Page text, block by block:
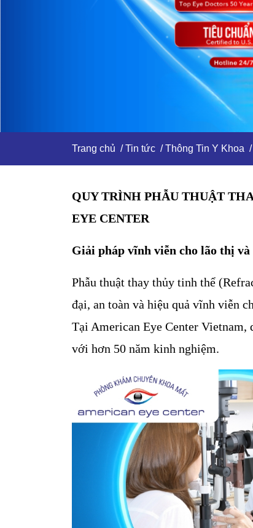
Trang chủ /Tin tức /Thông Tin Y Khoa
QUY TRÌNH PHẪU THUẬT
EYE CENTER
Giải pháp vĩnh viễn cho lão thị và
Phẫu thuật thay thủy tinh thể
đại, an toàn và hiệu quả vĩnh viễn
Tại American Eye Center
với hơn 50 năm kinh nghiệm.